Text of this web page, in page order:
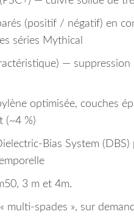
(positif / négatif) en
séries Mythical
—
optimisée, couches
(~4 %)
Bias System
3 m et 4m.
multi-spades », sur